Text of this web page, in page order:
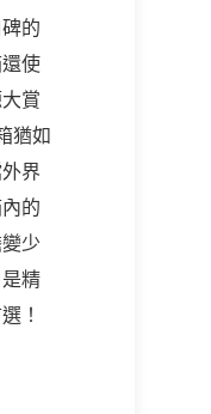
的
使
賞
猶如
界
的
少
精
！